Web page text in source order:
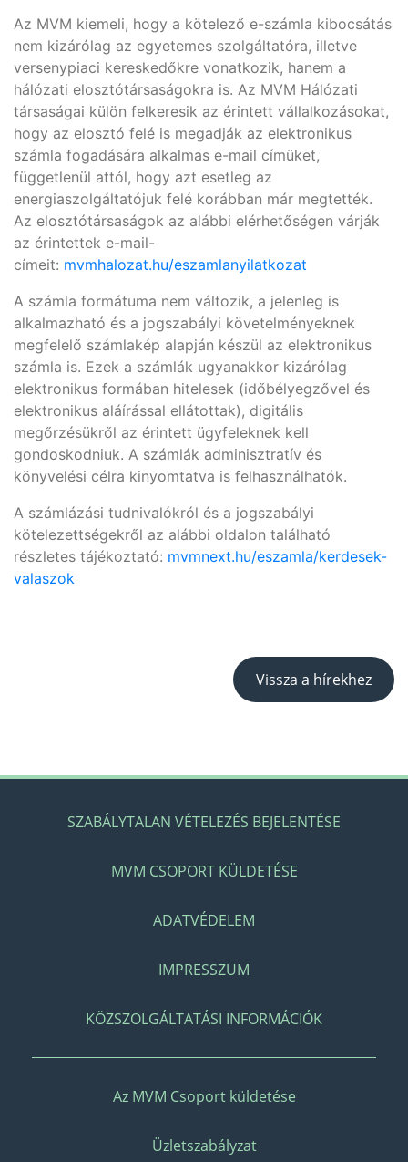
Az MVM kiemeli, hogy a kötelező e-számla kibocsátás
nem kizárólag az egyetemes szolgáltatóra, illetve
versenypiaci kereskedőkre vonatkozik, hanem a
hálózati elosztótársaságokra is. Az MVM Hálózati
társaságai külön felkeresik az érintett vállalkozásokat,
hogy az elosztó felé is megadják az elektronikus
számla fogadására alkalmas e-mail címüket,
függetlenül attól, hogy azt esetleg az
energiaszolgáltatójuk felé korábban már megtették.
Az elosztótársaságok az alábbi elérhetőségen várják
az érintettek e-mail-
címeit: mvmhalozat.hu/eszamlanyilatkozat
A számla formátuma nem változik, a jelenleg is
alkalmazható és a jogszabályi követelményeknek
megfelelő számlakép alapján készül az elektronikus
számla is. Ezek a számlák ugyanakkor kizárólag
elektronikus formában hitelesek (időbélyegzővel és
elektronikus aláírással ellátottak), digitális
megőrzésükről az érintett ügyfeleknek kell
gondoskodniuk. A számlák adminisztratív és
könyvelési célra kinyomtatva is felhasználhatók.
A számlázási tudnivalókról és a jogszabályi
kötelezettségekről az alábbi oldalon található
részletes tájékoztató: mvmnext.hu/eszamla/kerdesek-
valaszok
Vissza a hírekhez
SZABÁLYTALAN VÉTELEZÉS BEJELENTÉSE
MVM CSOPORT KÜLDETÉSE
ADATVÉDELEM
IMPRESSZUM
KÖZSZOLGÁLTATÁSI INFORMÁCIÓK
Az MVM Csoport küldetése
Üzletszabályzat